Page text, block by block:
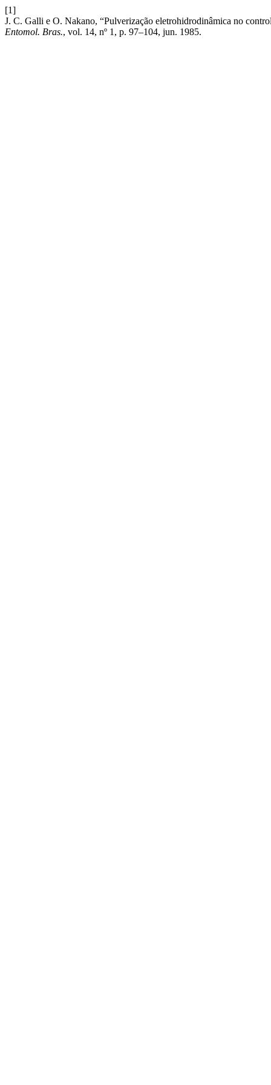
[1]
J. C. Galli e O. Nakano, “Pulverização eletrohidrodinâmica no
Entomol. Bras., vol. 14, nº 1, p. 97–104, jun. 1985.